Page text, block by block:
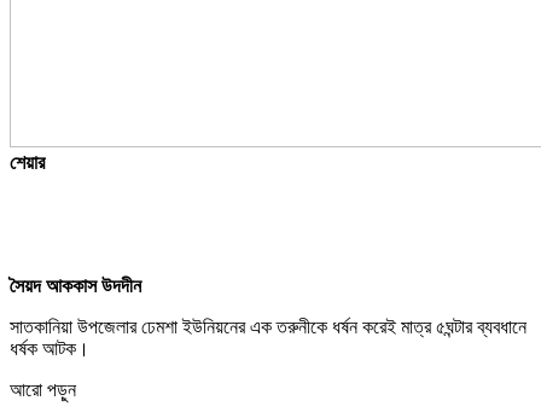
শেয়ার
সৈয়দ আককাস উদদীন
সাতকানিয়া উপজেলার ঢেমশা ইউনিয়নের এক তরুনীকে ধর্ষন করেই মাত্র ৫ঘন্টার ব্যবধানে
ধর্ষক আটক।
আরো পড়ুন